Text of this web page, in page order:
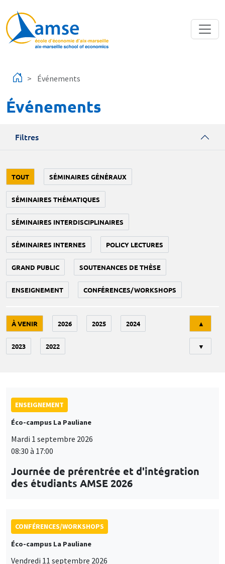
Événements
Événements
Filtres
TOUT SÉMINAIRES GÉNÉRAUX
SÉMINAIRES THÉMATIQUES
SÉMINAIRES INTERDISCIPLINAIRES
SÉMINAIRES INTERNES POLICY LECTURES
GRAND PUBLIC SOUTENANCES DE THÈSE
ENSEIGNEMENT CONFÉRENCES/WORKSHOPS
À VENIR 2026 2025 2024
2023 2022
▲
▼
ENSEIGNEMENT
Éco-campus La Pauliane
Mardi 1 septembre 2026
08:30 à 17:00
Journée de prérentrée et d'intégration
des étudiants AMSE 2026
CONFÉRENCES/WORKSHOPS
Éco-campus La Pauliane
Vendredi 11 septembre 2026